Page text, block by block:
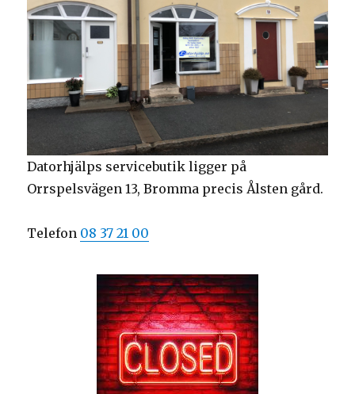
Datorhjälps servicebutik ligger på
Orrspelsvägen 13, Bromma precis Ålsten gård.
Telefon 08 37 21 00